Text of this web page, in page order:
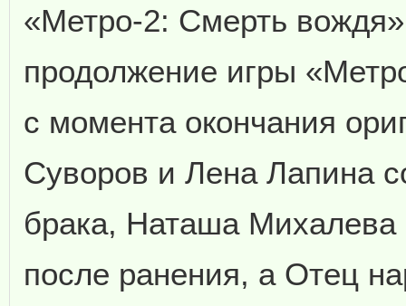
«Метро-2: Смерть
продолжение игры
с момента окончания
Суворов и Лена Лапина
брака, Наташа Михалева
после ранения, а Отец